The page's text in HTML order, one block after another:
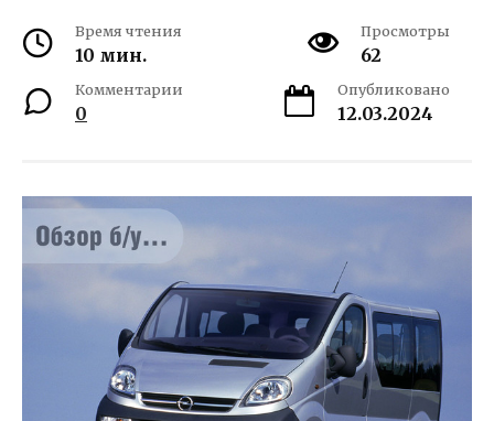
Время чтения
10 мин.
Просмотры
62
Комментарии
0
Опубликовано
12.03.2024